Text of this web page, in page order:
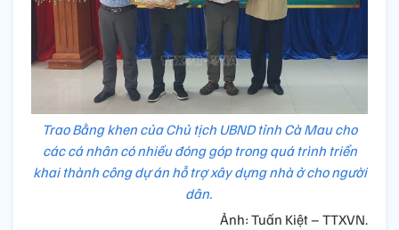
Trao Bằng khen của Chủ tịch UBND tỉnh Cà Mau cho
các cá nhân có nhiều đóng góp trong quá trình triển
khai thành công dự án hỗ trợ xây dựng nhà ở cho người
dân.
Ảnh: Tuấn Kiệt – TTXVN.